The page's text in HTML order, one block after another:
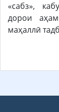
«сабз»,
дорои
маҳаллӣ